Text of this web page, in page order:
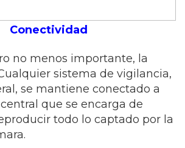
Conectividad
no menos importante, la
sistema de vigilancia,
se mantiene conectado a
que se encarga de
todo lo captado por la